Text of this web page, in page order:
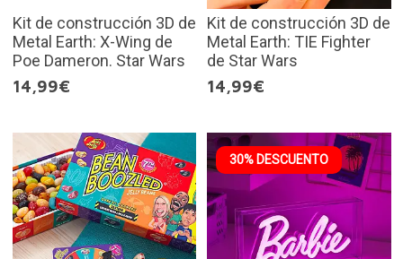
Kit de construcción 3D de
Metal Earth: X-Wing de
Poe Dameron. Star Wars
14,99€
Kit de construcción 3D de
Metal Earth: TIE Fighter
de Star Wars
14,99€
30% DESCUENTO